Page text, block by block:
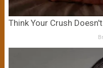
Think Your Crush